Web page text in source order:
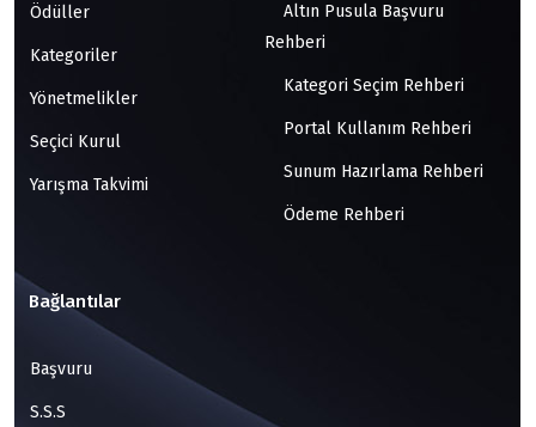
Ödüller
Kategoriler
Yönetmelikler
Seçici Kurul
Yarışma Takvimi
Altın Pusula Başvuru
Rehberi
Kategori Seçim Rehberi
Portal Kullanım Rehberi
Sunum Hazırlama Rehberi
Ödeme Rehberi
Bağlantılar
Başvuru
S.S.S